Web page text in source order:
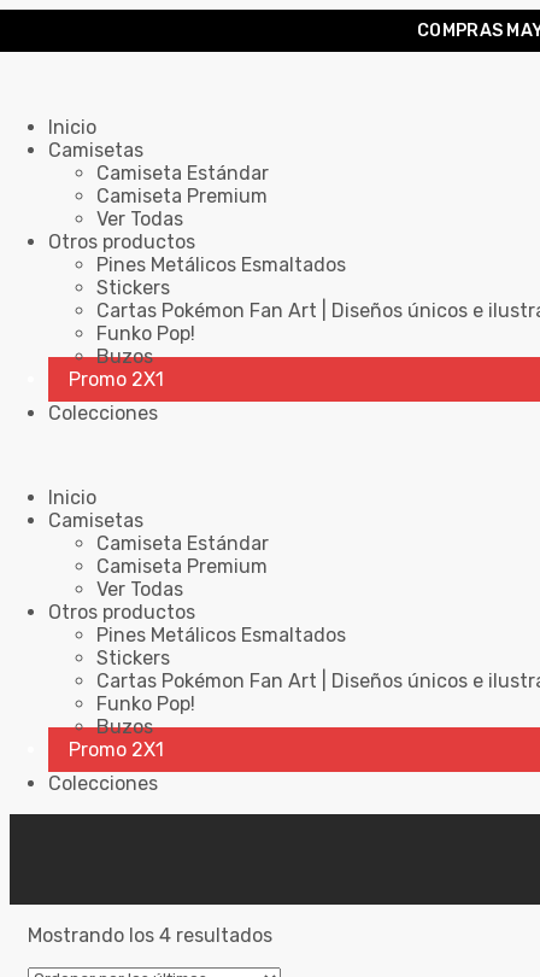
COMPRAS
Inicio
Camisetas
Camiseta Estándar
Camiseta Premium
Ver Todas
Otros productos
Pines Metálicos Esmaltados
Stickers
Cartas Pokémon Fan Art | Diseños únicos e
Funko Pop!
Buzos
Promo 2X1
Colecciones
Inicio
Camisetas
Camiseta Estándar
Camiseta Premium
Ver Todas
Otros productos
Pines Metálicos Esmaltados
Stickers
Cartas Pokémon Fan Art | Diseños únicos e
Funko Pop!
Buzos
Promo 2X1
Colecciones
Mostrando los 4 resultados